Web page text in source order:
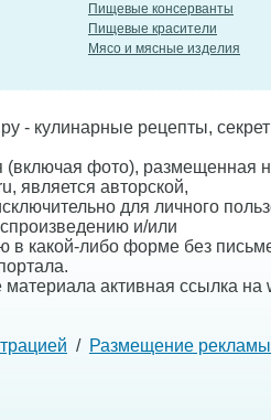
Пищевые консерванты
Пищевые красители
Мясо и мясные изделия
- кулинарные рецепты,
фото), размещенная
является авторской,
для личного
и/или
в какой-либо форме без
материала активная ссылка на
/ Размещение рекламы